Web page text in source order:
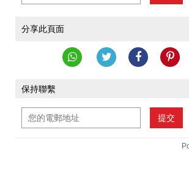
分享此頁面
保持聯繫
提交